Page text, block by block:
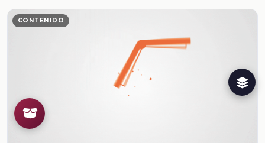
CONTENIDO